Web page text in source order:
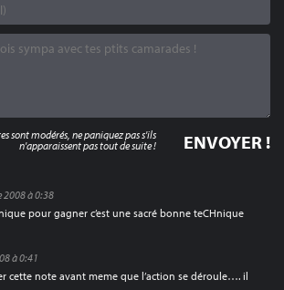
2008 à 0:38
pour gagner c’est une sacré bonne teCHnique
à 0:41
cette note avant meme que l’action se déroule…. il
sont modérés, ne paniquez pas s'ils
n'apparaissent pas tout de suite !